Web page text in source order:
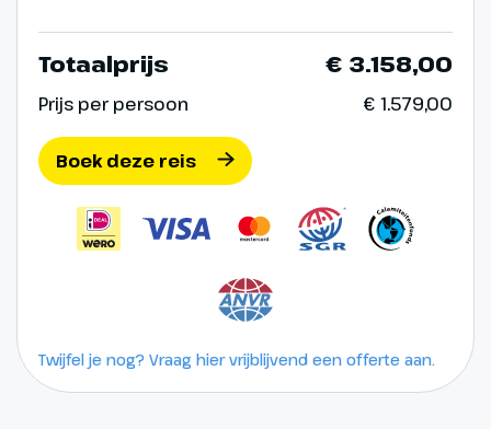
Totaalprijs € 3.158,00
Prijs per persoon € 1.579,00
Boek deze reis
Twijfel je nog? Vraag hier vrijblijvend een offerte aan.